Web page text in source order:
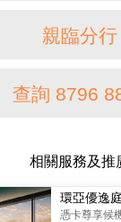
親臨分行
查詢 8796
相關服務及推
環亞優逸
憑卡尊享候